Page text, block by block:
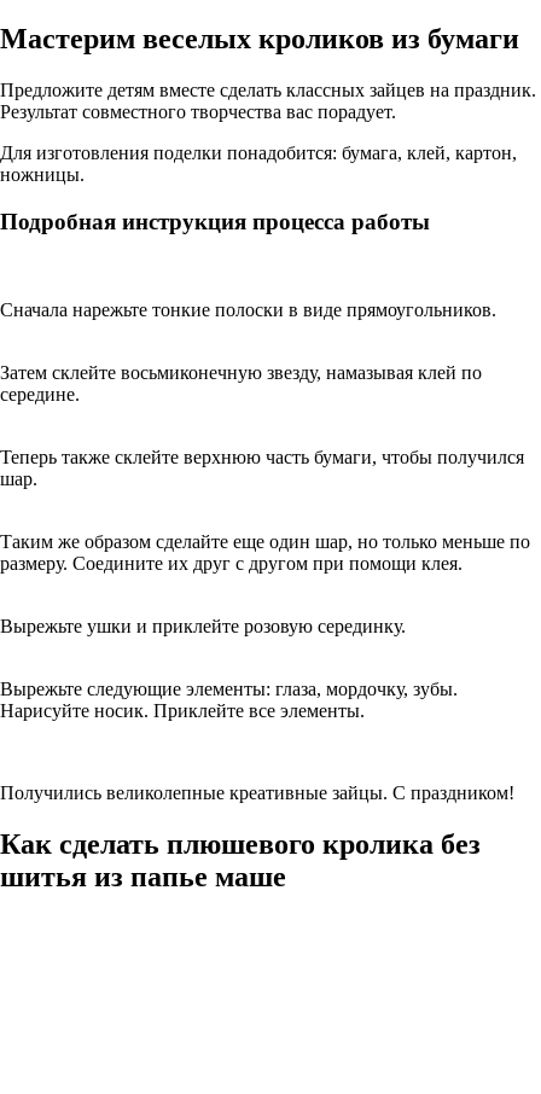
Мастерим веселых кроликов из бумаги
Предложите детям вместе сделать классных зайцев на праздник.
Результат совместного творчества вас порадует.
Для изготовления поделки понадобится: бумага, клей, картон,
ножницы.
Подробная инструкция процесса работы
Сначала нарежьте тонкие полоски в виде прямоугольников.
Затем склейте восьмиконечную звезду, намазывая клей по
середине.
Теперь также склейте верхнюю часть бумаги, чтобы получился
шар.
Таким же образом сделайте еще один шар, но только меньше по
размеру. Соедините их друг с другом при помощи клея.
Вырежьте ушки и приклейте розовую серединку.
Вырежьте следующие элементы: глаза, мордочку, зубы.
Нарисуйте носик. Приклейте все элементы.
Получились великолепные креативные зайцы. С праздником!
Как сделать плюшевого кролика без
шитья из папье маше